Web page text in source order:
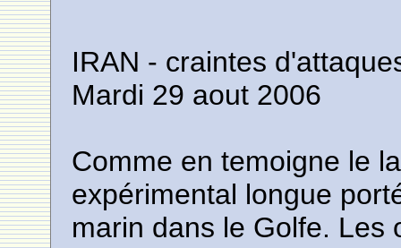
IRAN - craintes
Mardi 29 aout 2006
Comme en temoigne le
expérimental longue
marin dans le Golfe. Les